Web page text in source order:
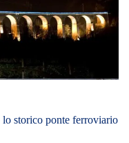
storico ponte ferroviario